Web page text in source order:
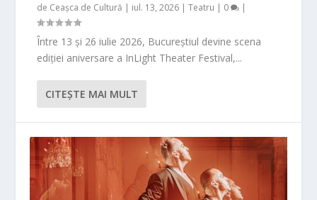
de Ceașca de Cultură | iul. 13, 2026 |Teatru | 0 |
Între 13 și 26 iulie 2026, Bucureștiul devine scena
ediției aniversare a InLight Theater Festival,...
CITEŞTE MAI MULT